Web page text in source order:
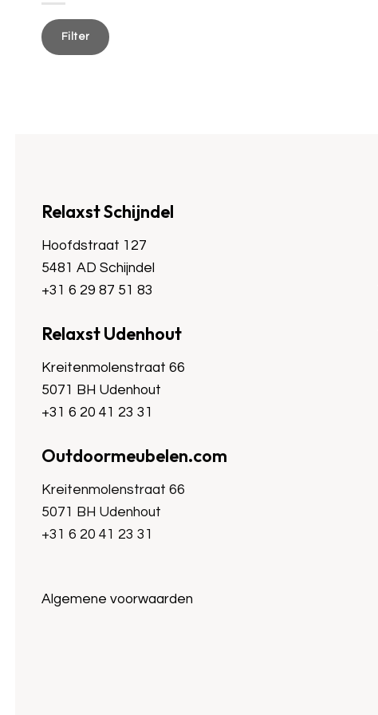
Min.
prijs
Max.
prijs Filter
Relaxst Schijndel
Hoofdstraat 127
5481 AD Schijndel
+31 6 29 87 51 83
Relaxst Udenhout
Kreitenmolenstraat 66
5071 BH Udenhout
+31 6 20 41 23 31
Outdoormeubelen.com
Kreitenmolenstraat 66
5071 BH Udenhout
+31 6 20 41 23 31
Algemene voorwaarden